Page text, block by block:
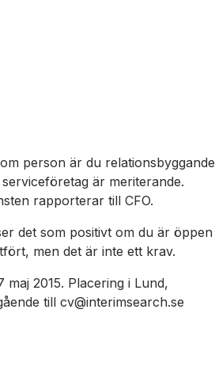
person är du relationsbyggande
är meriterande.
rapporterar till CFO.
det som positivt om du är öppen
men det är inte ett krav.
2015. Placering i Lund,
till cv@interimsearch.se